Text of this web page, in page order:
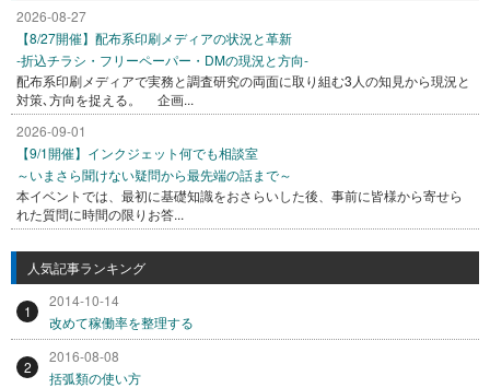
2026-08-27
【8/27開催】配布系印刷メディアの状況と革新
-折込チラシ・フリーペーパー・DMの現況と方向-
配布系印刷メディアで実務と調査研究の両面に取り組む3人の知見から現況と
対策､方向を捉える。 企画...
2026-09-01
【9/1開催】インクジェット何でも相談室
～いまさら聞けない疑問から最先端の話まで～
本イベントでは、最初に基礎知識をおさらいした後、事前に皆様から寄せら
れた質問に時間の限りお答...
人気記事ランキング
1
2014-10-14
改めて稼働率を整理する
2
2016-08-08
括弧類の使い方